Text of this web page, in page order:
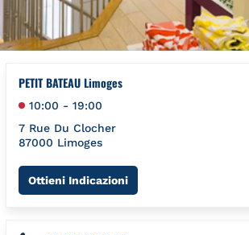
PETIT BATEAU Limoges
10:00 - 19:00
7 Rue Du Clocher
87000 Limoges
Ottieni IndicazioniLink Opens in New Tab